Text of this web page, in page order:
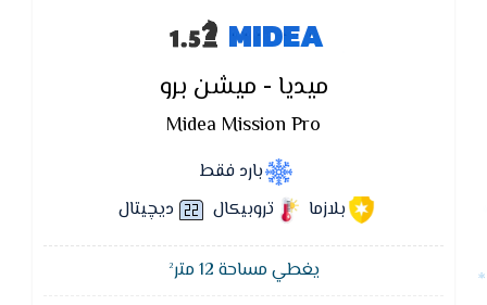
MIDEA
ميديا - ميشن برو
Midea Mission Pro
بارد فقط
بلازما
تروبيكال ديچيتال
يغطي مساحة 12 متر²